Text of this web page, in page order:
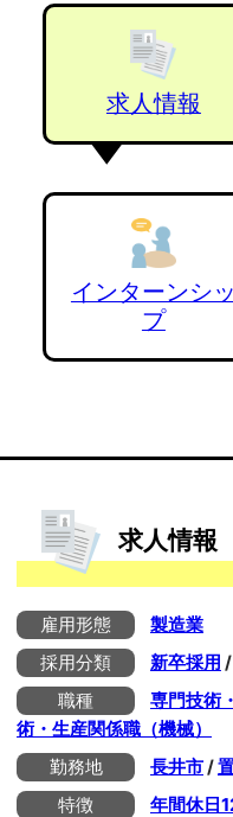
求人情報
インターンシッ
プ
求人情報
雇用形態
製造業
採用分類
新卒採用 /
職種
専門技術
術・生産関係職（機械）
勤務地
長井市 /
特徴
年間休日